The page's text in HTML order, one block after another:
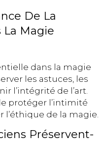
De La
Magie
dans la magie
les astuces, les
l’intégrité de l’art.
protéger l’intimité
de la magie.
Préservent-